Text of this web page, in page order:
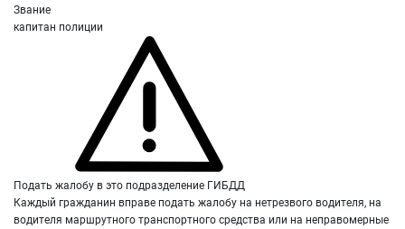
Звание
капитан полиции
Подать жалобу в это подразделение ГИБДД
Каждый гражданин вправе подать жалобу на нетрезвого водителя, на
водителя маршрутного транспортного средства или на неправомерные